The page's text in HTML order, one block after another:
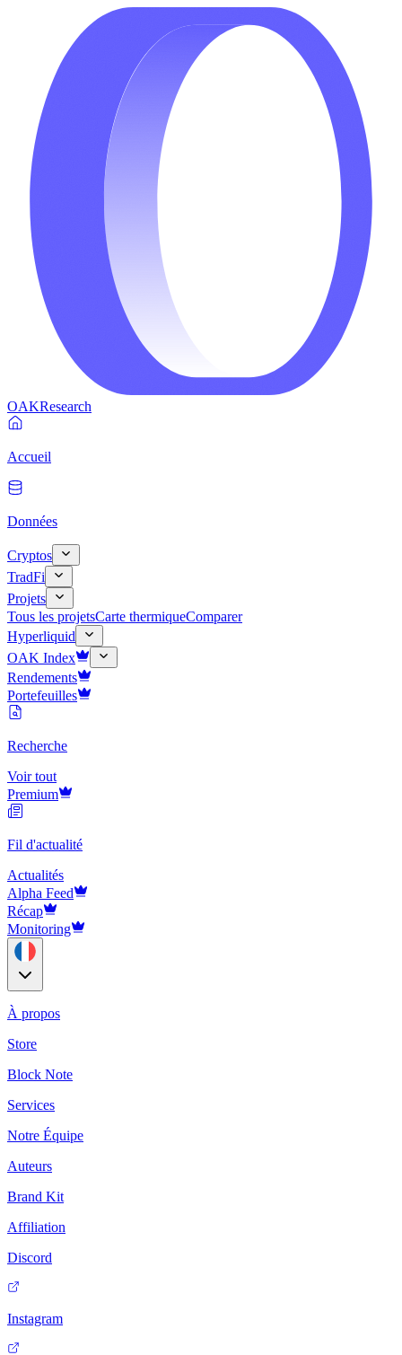
OAKResearch
Accueil
Données
Cryptos
TradFi
Projets
Tous les projetsCarte thermiqueComparer
Hyperliquid
OAK Index
Rendements
Portefeuilles
Recherche
Voir tout
Premium
Fil d'actualité
Actualités
Alpha Feed
Récap
Monitoring
À propos
Store
Block Note
Services
Notre Équipe
Auteurs
Brand Kit
Affiliation
Discord
Instagram